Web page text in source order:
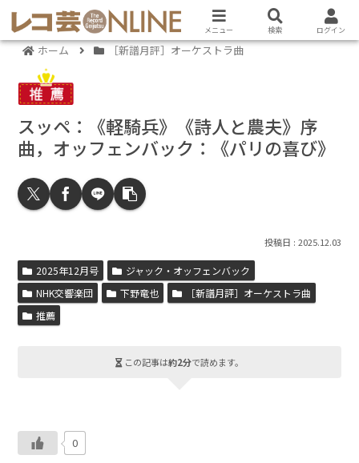
ホーム ［新譜月評］オーケストラ曲
スッペ：《軽騎兵》《詩人と農夫》序
曲，オッフェンバック：《パリの喜び》
2025.12.03
2025年12月号
ジャック・オッフェンバック
NHK交響楽団
下野竜也
［新譜月評］オーケストラ曲
推薦
この記事は約2分で読めます。
0
メニュー 検索 ログイン